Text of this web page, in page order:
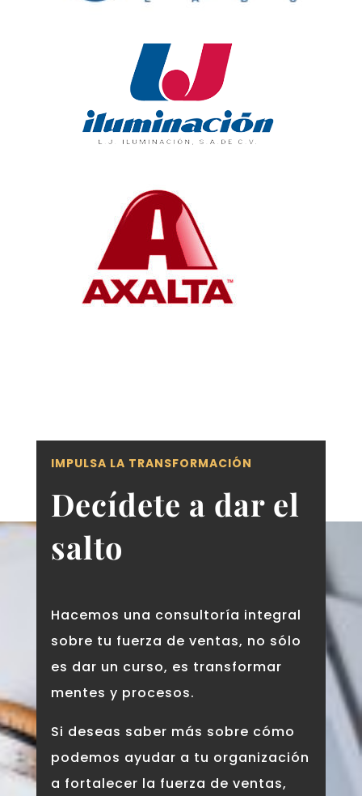
IMPULSA LA TRANSFORMACIÓN
Decídete a dar el
salto
Hacemos una consultoría integral
sobre tu fuerza de ventas, no sólo
es dar un curso, es transformar
mentes y procesos.
Si deseas saber más sobre cómo
podemos ayudar a tu organización
a fortalecer la fuerza de ventas,